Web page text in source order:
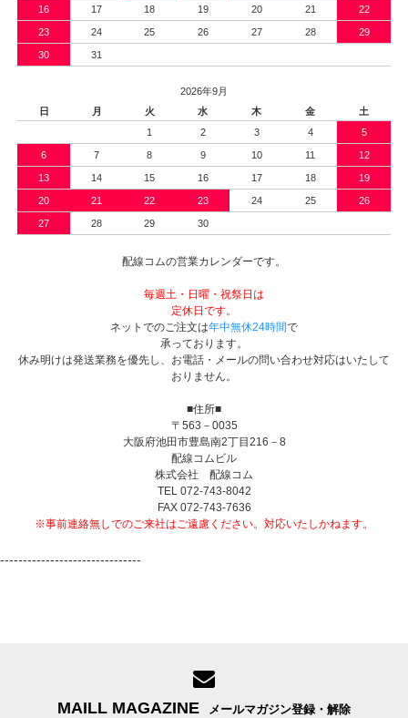
16 17 18 19 20 21 22
23 24 25 26 27 28 29
30 31
2026年9月
日
月 火 水 木 金
土
1
2 3 4 5
6 7 8 9 10 11 12
13 14 15 16 17 18 19
20 21 22 23 24 25 26
27 28 29 30
配線コムの営業カレンダーです。
毎週土・日曜・祝祭日は
定休日です。
ネットでのご注文は年中無休24時間で
承っております。
休み明けは発送業務を優先し、お電話・メールの問い合わせ対応はいたして
おりません。
■住所■
〒563－0035
大阪府池田市豊島南2丁目216－8
配線コムビル
株式会社 配線コム
TEL 072-743-8042
FAX 072-743-7636
※事前連絡無しでのご来社はご遠慮ください。対応いたしかねます。
-------------------------------
MAILL MAGAZINE メールマガジン登録・解除